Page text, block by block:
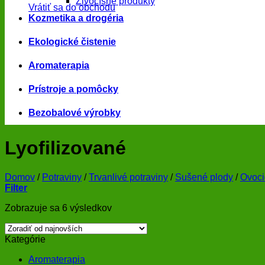
Vrátiť sa do obchodu
Kozmetika a drogéria
Ekologické čistenie
Aromaterapia
Prístroje a pomôcky
Bezobalové výrobky
Lyofilizované
Domov / Potraviny / Trvanlivé potraviny / Sušené plody /
Filter
Zobrazuje sa 6 výsledkovZoradené
najnovších
Kategórie
Aromaterapia